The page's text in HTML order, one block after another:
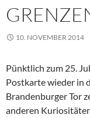
10. NOVEMBER 2014
Pünktlich zum 25.
Postkarte wieder in
Brandenburger Tor
anderen